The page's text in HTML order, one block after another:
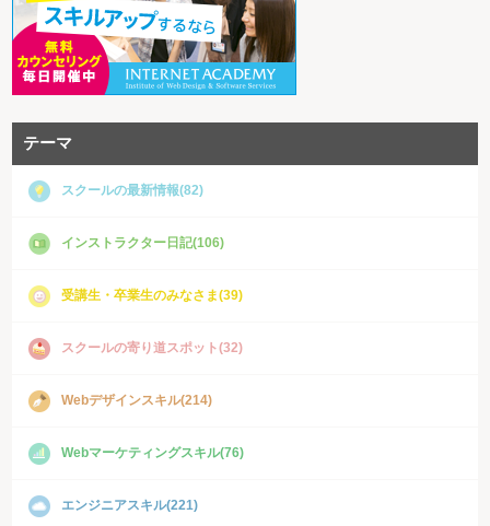
テーマ
スクールの最新情報(82)
インストラクター日記(106)
受講生・卒業生のみなさま(39)
スクールの寄り道スポット(32)
Webデザインスキル(214)
Webマーケティングスキル(76)
エンジニアスキル(221)